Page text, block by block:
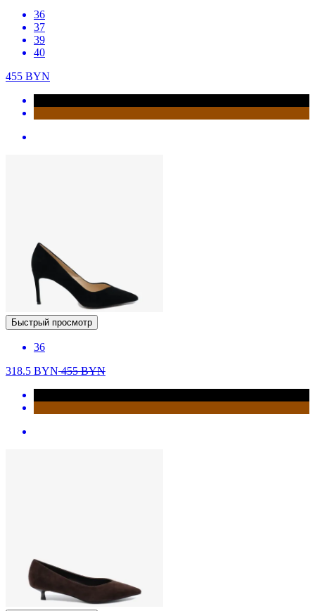
36
37
39
40
455 BYN
Быстрый просмотр
36
318.5 BYN455BYN